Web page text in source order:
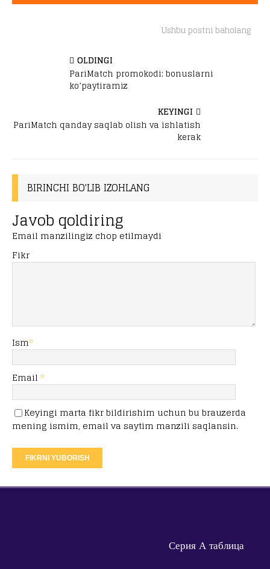
Ushbu postni baholang
OLDINGI
PariMatch promokodi: bonuslarni
ko’paytiramiz
KEYINGI
PariMatch qanday saqlab olish va ishlatish
kerak
BIRINCHI BO'LIB IZOHLANG
Javob qoldiring
Email manzilingiz chop etilmaydi
Fikr
Ism*
Email *
Keyingi marta fikr bildirishim uchun bu brauzerda
mening ismim, email va saytim manzili saqlansin.
Серия А таблица